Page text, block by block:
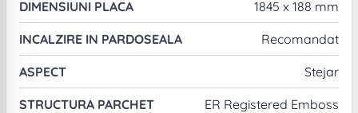
DIMENSIUNI PLACA 1845 x 188 mm
INCALZIRE IN PARDOSEALA Recomandat
ASPECT Stejar
STRUCTURA PARCHET ER Registered Emboss